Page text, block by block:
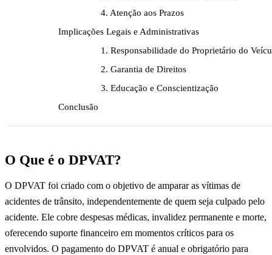
4. Atenção aos Prazos
Implicações Legais e Administrativas
1. Responsabilidade do Proprietário do
2. Garantia de Direitos
3. Educação e Conscientização
Conclusão
O Que é o DPVAT?
O DPVAT foi criado com o objetivo de amparar as vítimas de
acidentes de trânsito, independentemente de quem seja culpado pelo
acidente. Ele cobre despesas médicas, invalidez permanente e morte,
oferecendo suporte financeiro em momentos críticos para os
envolvidos. O pagamento do DPVAT é anual e obrigatório para